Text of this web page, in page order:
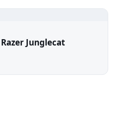
Junglecat